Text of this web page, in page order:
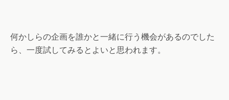
何かしらの企画を誰かと一緒に行う機会があるのでした
ら、一度試してみるとよいと思われます。